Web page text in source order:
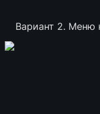
Вариант 2. Меню